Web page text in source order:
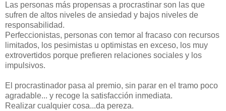
Las personas más propensas a procrastinar son las que
sufren de altos niveles de ansiedad y bajos niveles de
responsabilidad.
Perfeccionistas, personas con temor al fracaso con recursos
limitados, los pesimistas u optimistas en exceso, los muy
extrovertidos porque prefieren relaciones sociales y los
impulsivos.
El procrastinador pasa al premio, sin parar en el tramo poco
agradable... y recoge la satisfacción inmediata.
Realizar cualquier cosa...da pereza.